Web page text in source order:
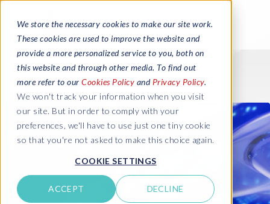
We store the necessary cookies to make our site work.
These cookies are used to improve the website and
provide a more personalized service to you, both on
this website and through other media. To find out
more refer to our Cookies Policy and Privacy Policy.
We won't track your information when you visit
our site. But in order to comply with your
preferences, we'll have to use just one tiny cookie
so that you're not asked to make this choice again.
COOKIE SETTINGS
ACCEPT DECLINE